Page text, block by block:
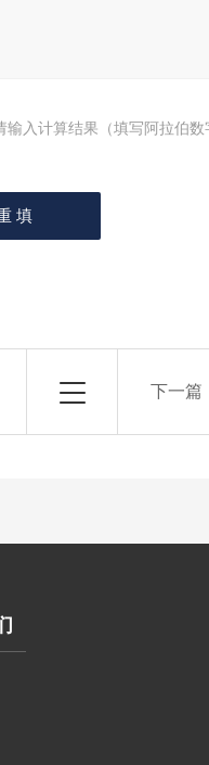
输入计算结果（填写阿拉伯
下一篇